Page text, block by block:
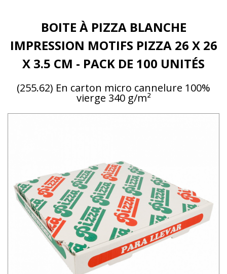
BOITE À PIZZA BLANCHE
IMPRESSION MOTIFS PIZZA 26 X 26
X 3.5 CM - PACK DE 100 UNITÉS
(255.62) En carton micro cannelure 100%
vierge 340 g/m²